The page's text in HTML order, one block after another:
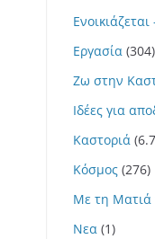
Εργασία (304)
Ζω στην
Ιδέες για
Καστοριά
Κόσμος (276)
Με τη Ματιά
Νεα (1)